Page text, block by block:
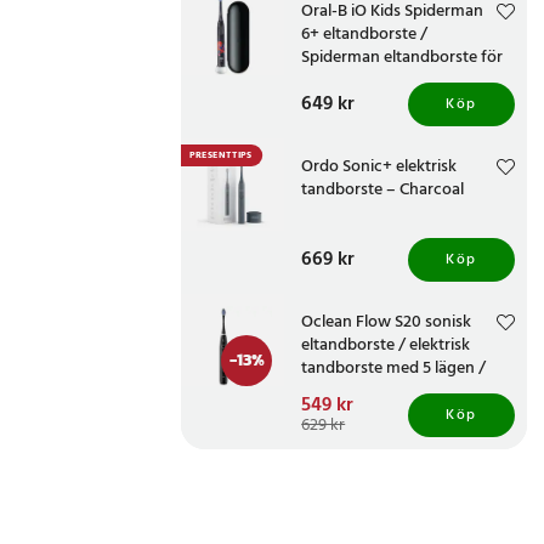
Oral-B iO Kids Spiderman
6+ eltandborste /
Spiderman eltandborste för
Pris: 649 kr
649 kr Köp
PRESENTTIPS
Ordo Sonic+ elektrisk
tandborste – Charcoal
Pris: 669 kr
669 kr Köp
-13%
Oclean Flow S20 sonisk
eltandborste / elektrisk
tandborste med 5 lägen /
180 dagars batteritid
Nuvarande pris:
549 kr Tidigare pris :629 kr
549 kr
629 kr Köp